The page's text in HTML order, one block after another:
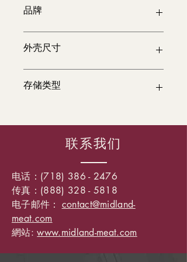
品牌
外壳尺寸
存储类型
联系我们
电话：(718) 386 - 2476
传真：(888) 328 - 5818
电子邮件： contact@midland-
meat.com
網站:www.midland-meat.com